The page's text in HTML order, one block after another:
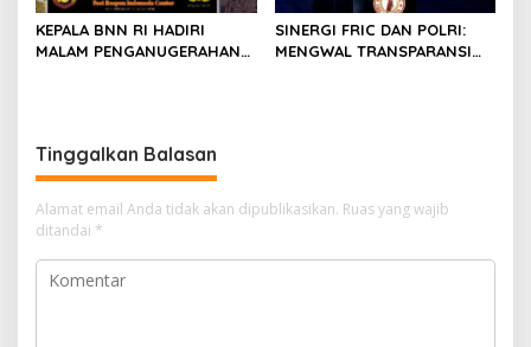
KEPALA BNN RI HADIRI
MALAM PENGANUGERAHAN
SINERGI FRIC DAN POLRI:
MENGWAL TRANSPARANSI
Tinggalkan Balasan
Alamat email Anda tidak akan dipublikasikan. Ruas yang wajib
ditandai *